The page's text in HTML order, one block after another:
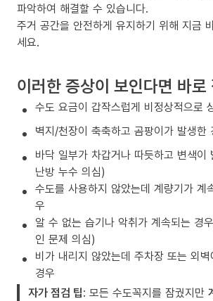
파악하여 해결할 수 있습니다.
주거 공간을 안전하게 유지하기 위해 지금
세요.
이러한 증상이 보인다면 바로
수도 요금이 갑작스럽게 비정상적으로
벽지/천장이 축축하고 곰팡이가 발생한
바닥 일부가 차갑거나 따듯하고 변색이
난방 누수 의심)
수도를 사용하지 않았는데 계량기가 계
우
알 수 없는 습기나 악취가 계속되는 경
인 문제 의심)
비가 내리지 않았는데 주차장 또는 외
경우
자가 점검 팁: 모든 수도꼭지를 잠궜지만